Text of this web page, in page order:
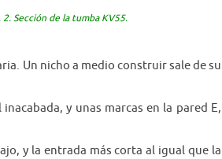
2. Sección de la tumba KV55.
Un nicho a medio construir sale de su
y unas marcas en la pared E,
y la entrada más corta al igual que la